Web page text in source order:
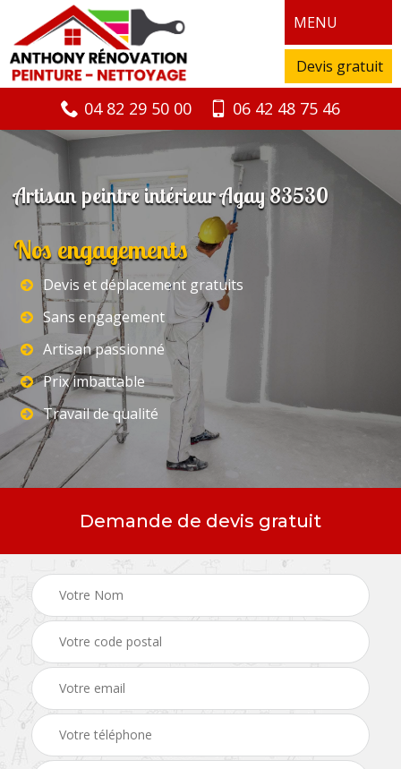
MENU
Devis gratuit
04 82 29 50 00 06 42 48 75 46
Artisan peintre intérieur Agay 83530
Nos engagements
Devis et déplacement gratuits
Sans engagement
Artisan passionné
Prix imbattable
Travail de qualité
Demande de devis gratuit